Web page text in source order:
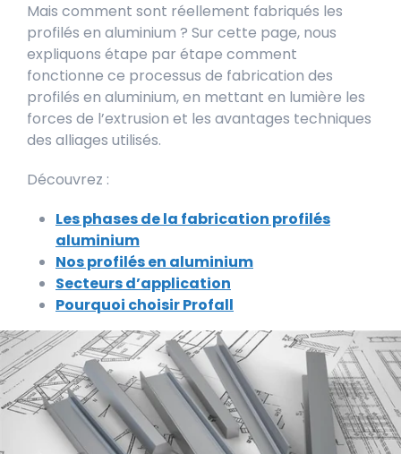
Mais comment sont réellement fabriqués les
profilés en aluminium ? Sur cette page, nous
expliquons étape par étape comment
fonctionne ce processus de fabrication des
profilés en aluminium, en mettant en lumière les
forces de l’extrusion et les avantages techniques
des alliages utilisés.
Découvrez :
Les phases de la fabrication profilés
aluminium
Nos profilés en aluminium
Secteurs d’application
Pourquoi choisir Profall